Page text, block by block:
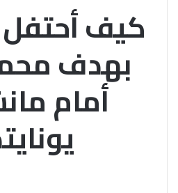
كيف أحتفل
بهدف
أمام